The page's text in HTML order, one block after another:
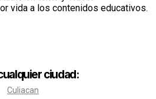
vida a los contenidos educativos.
ciudad:
Culiacan